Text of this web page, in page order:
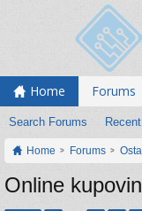
Home Forums
Search Forums
Home Forums
Online